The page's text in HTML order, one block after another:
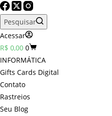
Pesquisar
Acessar
Carrinho
R$ 0,00 0
INFORMÁTICA
Gifts Cards Digital
Contato
Rastreios
Seu Blog